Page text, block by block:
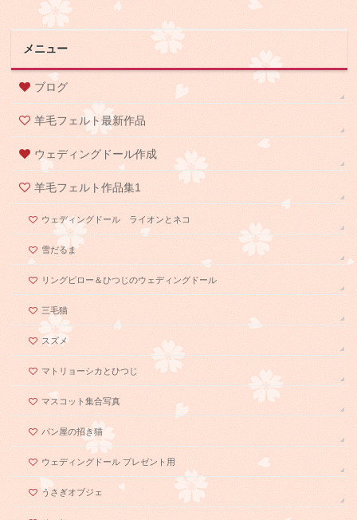
メニュー
ブログ
羊毛フェルト最新作品
ウェディングドール作成
羊毛フェルト作品集1
ウェディングドール ライオンとネコ
雪だるま
リングピロー＆ひつじのウェディングドール
三毛猫
スズメ
マトリョーシカとひつじ
マスコット集合写真
パン屋の招き猫
ウェディングドール プレゼント用
うさぎオブジェ